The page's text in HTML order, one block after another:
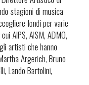
stagioni di musica
fondi per varie
AIPS, AISM, ADMO,
artisti che hanno
Argerich, Bruno
Lando Bartolini,